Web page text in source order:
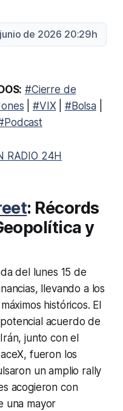
de 2026 20:29h
#Cierre de
|#VIX| #Bolsa|
RADIO 24H
: Récords
y
del lunes 15 de
llevando a los
históricos. El
acuerdo de
junto con el
fueron los
un amplio rally
acogieron con
una mayor